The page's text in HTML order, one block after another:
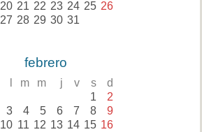
20 21 22 23 24 25 26
27 28 29 30 31
febrero
m m j v s d
1 2
3 4 5 6 7 8 9
10 11 12 13 14 15 16